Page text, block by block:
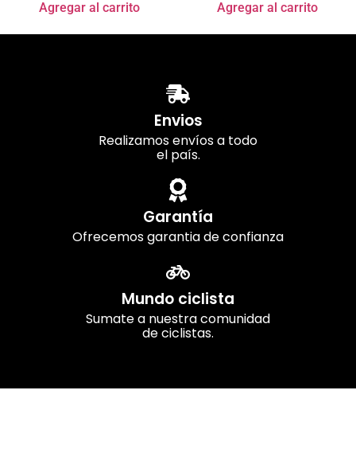
Agregar al carrito Agregar al carrito
Envios
Realizamos envíos a todo
el país.
Garantía
Ofrecemos garantia de confianza
Mundo ciclista
Sumate a nuestra comunidad
de ciclistas.